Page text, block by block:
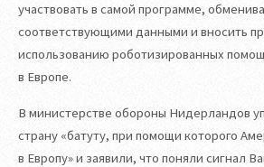
участвовать в самой программе,
соответствующими данными и вносить
использованию роботизированных
в Европе.
В министерстве обороны Нидерландов
страну «батуту, при помощи которого
в Европу» и заявили, что поняли сигнал